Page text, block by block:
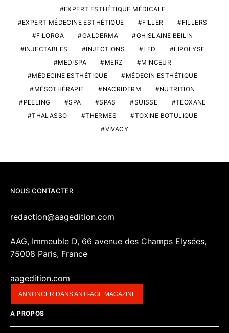
EXPERT ESTHÉTIQUE MÉDICALE
EXPERT MÉDECINE ESTHÉTIQUE
FILLER
FILLERS
FILORGA
GALDERMA
GHISLAINE BEILIN
INJECTABLES
INJECTIONS LED
LIPOLYSE
MEDISPA
MERZ
MINCEUR
MÉDECINE ESTHÉTIQUE
MÉDECIN ESTHÉTIQUE
MÉSOTHÉRAPIE
NACRIDERM
NUTRITION
PEELING
SPA SPAS SUISSE
TEOXANE
THALASSO
THERMES
TOXINE BOTULIQUE
VIVACY
NOUS CONTACTER
redaction@aagedition.com
AAG, Immeuble D, 66 avenue des Champs Elysées,
75008 Paris, France
aagedition.com
ANNONCER DANS ANTI-AGE MAGAZINE
A PROPOS